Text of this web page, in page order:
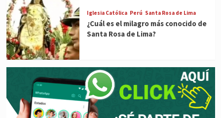
Iglesia Católica Perú Santa Rosa de Lima
¿Cuál es el milagro más conocido de
Santa Rosa de Lima?